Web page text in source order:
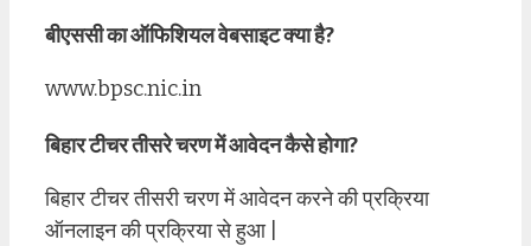
बीएससी का ऑफिशियल वेबसाइट क्या है?
www.bpsc.nic.in
बिहार टीचर तीसरे चरण में आवेदन कैसे होगा?
बिहार टीचर तीसरी चरण में आवेदन करने की प्रक्रिया
ऑनलाइन की प्रक्रिया से हुआ |